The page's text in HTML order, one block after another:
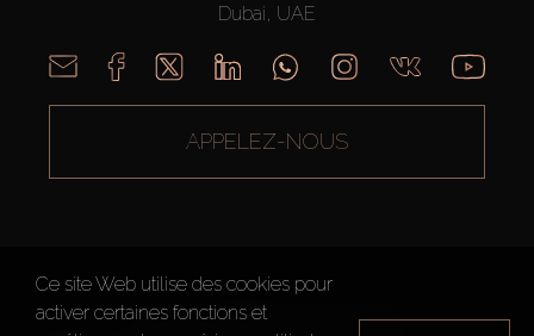
Dubai, UAE
APPELEZ-NOUS
AX CAPITAL ©2026 Tous droits réservés
Ce site Web utilise des cookies pour
activer certaines fonctions et